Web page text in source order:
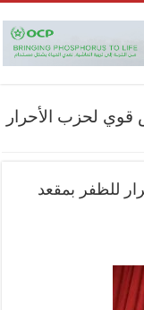
لحزب الأحرار
للظفر بمقعد